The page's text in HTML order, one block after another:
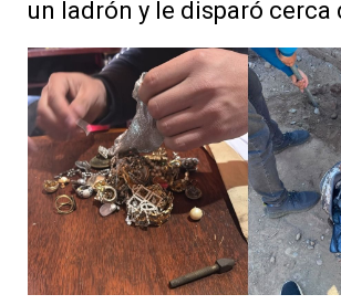
un ladrón y le disparó cerca